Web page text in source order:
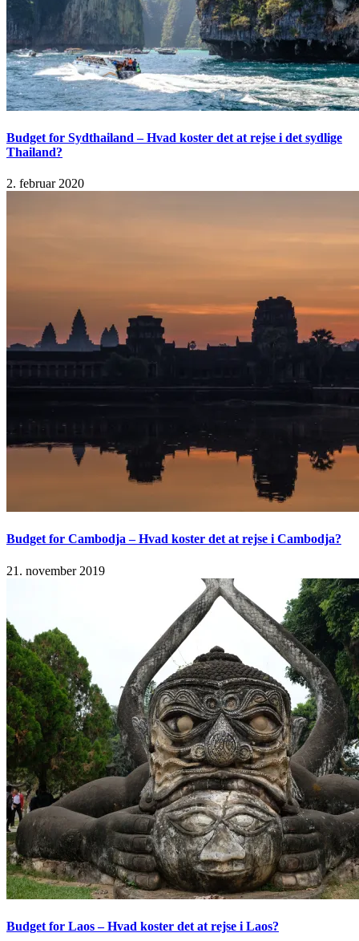
Budget for Sydthailand – Hvad koster det at rejse i det sydlige
Thailand?
2. februar 2020
Budget for Cambodja – Hvad koster det at rejse i Cambodja?
21. november 2019
Budget for Laos – Hvad koster det at rejse i Laos?